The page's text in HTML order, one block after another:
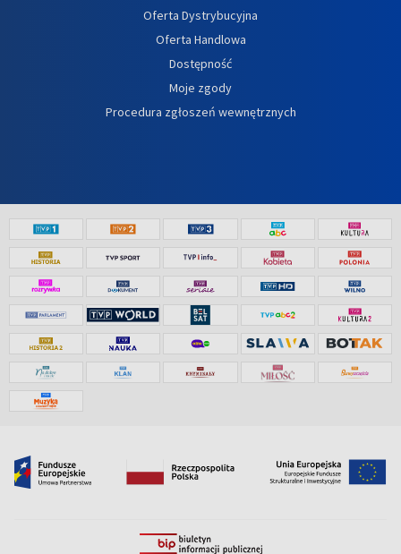
Oferta Dystrybucyjna
Oferta Handlowa
Dostępność
Moje zgody
Procedura zgłoszeń wewnętrznych